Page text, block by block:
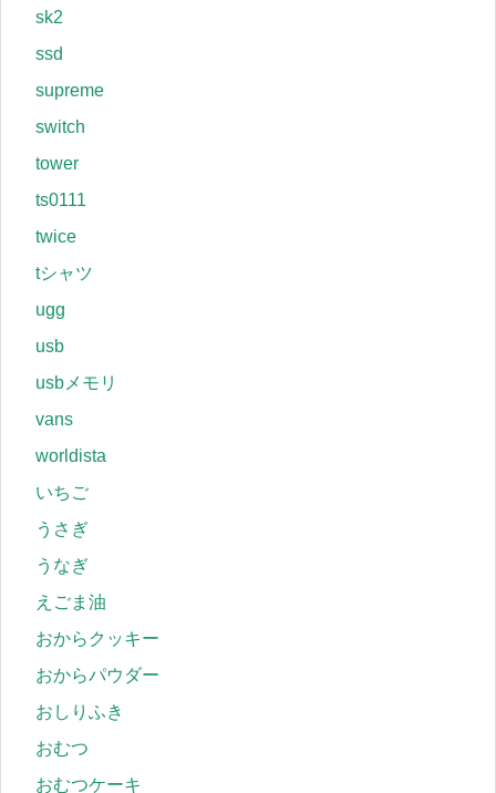
sk2
ssd
supreme
switch
tower
ts0111
twice
tシャツ
ugg
usb
usbメモリ
vans
worldista
いちご
うさぎ
うなぎ
えごま油
おからクッキー
おからパウダー
おしりふき
おむつ
おむつケーキ